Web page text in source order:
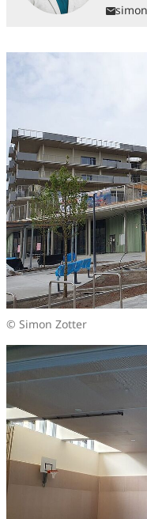
© Simon Zotter